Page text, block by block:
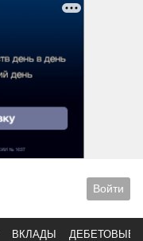
Войти
ВКЛАДЫ ДЕБЕТОВЫЕ